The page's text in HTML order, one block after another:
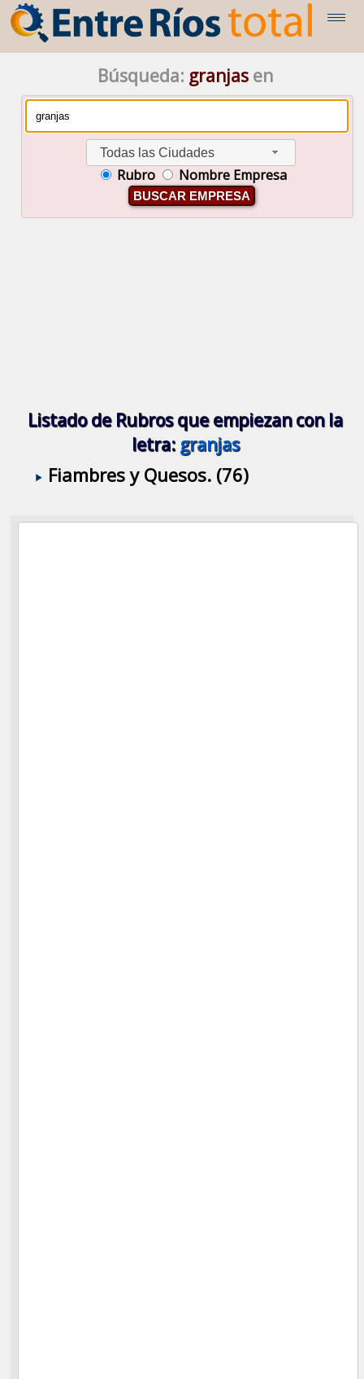
Búsqueda: granjas en
Todas las Ciudades
Rubro Nombre Empresa
BUSCAR EMPRESA
Listado de Rubros que empiezan con la
letra: granjas
Fiambres y Quesos. (76)